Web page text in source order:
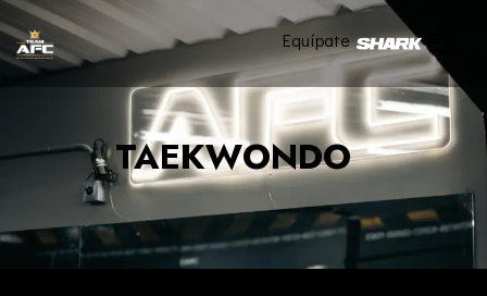
TAEKWONDO
Equípate